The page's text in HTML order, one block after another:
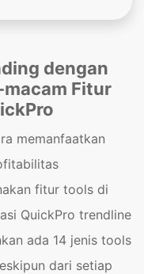
dengan
Fitur
memanfaatkan
fitur tools di
QuickPro trendline
ada 14 jenis tools
dari setiap